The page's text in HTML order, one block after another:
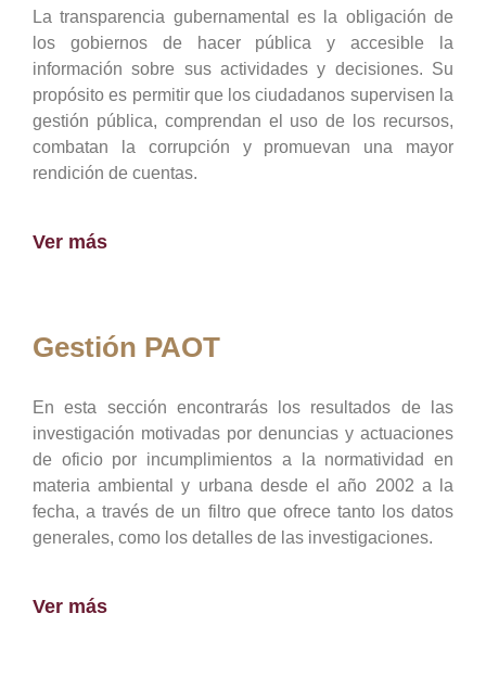
La transparencia gubernamental es la obligación de
los gobiernos de hacer pública y accesible la
información sobre sus actividades y decisiones. Su
propósito es permitir que los ciudadanos supervisen la
gestión pública, comprendan el uso de los recursos,
combatan la corrupción y promuevan una mayor
rendición de cuentas.
Ver más
Gestión PAOT
En esta sección encontrarás los resultados de las
investigación motivadas por denuncias y actuaciones
de oficio por incumplimientos a la normatividad en
materia ambiental y urbana desde el año 2002 a la
fecha, a través de un filtro que ofrece tanto los datos
generales, como los detalles de las investigaciones.
Ver más